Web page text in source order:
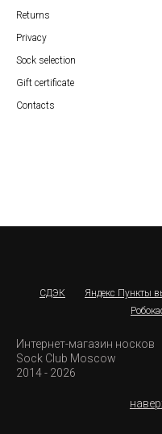
Returns
Privacy
Sock selection
Gift certificate
Contacts
СДЭК Яндекс Пункты
Интернет-магазин носков
Sock Club Moscow
2014 - 2026